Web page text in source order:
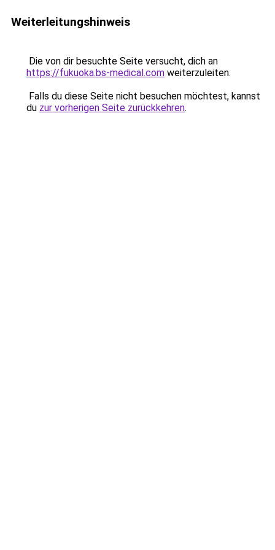
Weiterleitungshinweis
Die von dir besuchte Seite versucht, dich an
https://fukuoka.bs-medical.com weiterzuleiten.
Falls du diese Seite nicht besuchen möchtest, kannst
du zur vorherigen Seite zurückkehren.